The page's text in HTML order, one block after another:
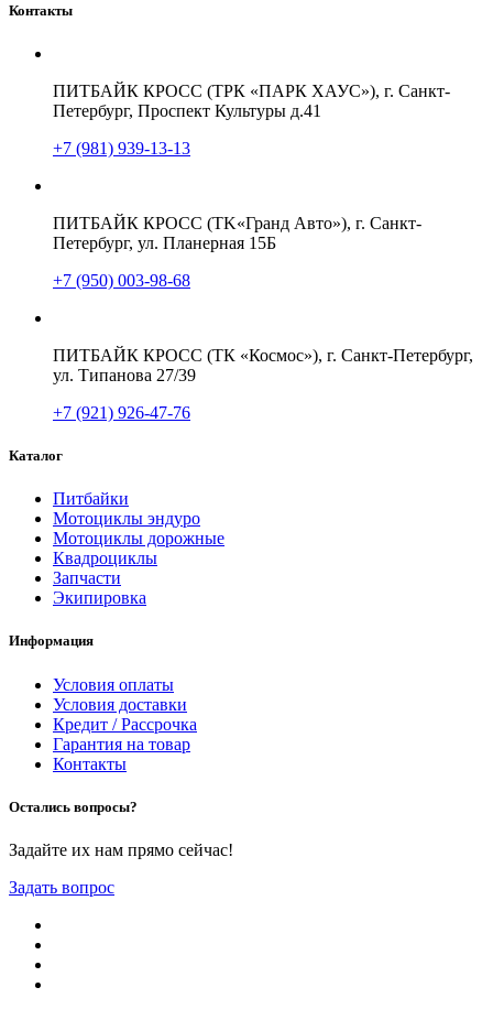
Контакты
ПИТБАЙК КРОСС (ТРК «ПАРК ХАУС»), г. Санкт-
Петербург, Проспект Культуры д.41
+7 (981) 939-13-13
ПИТБАЙК КРОСС (TK«Гранд Авто»), г. Санкт-
Петербург, ул. Планерная 15Б
+7 (950) 003-98-68
ПИТБАЙК КРОСС (ТК «Космос»), г. Санкт-Петербург,
ул. Типанова 27/39
+7 (921) 926-47-76
Каталог
Питбайки
Мотоциклы эндуро
Мотоциклы дорожные
Квадроциклы
Запчасти
Экипировка
Информация
Условия оплаты
Условия доставки
Кредит / Рассрочка
Гарантия на товар
Контакты
Остались вопросы?
Задайте их нам прямо сейчас!
Задать вопрос